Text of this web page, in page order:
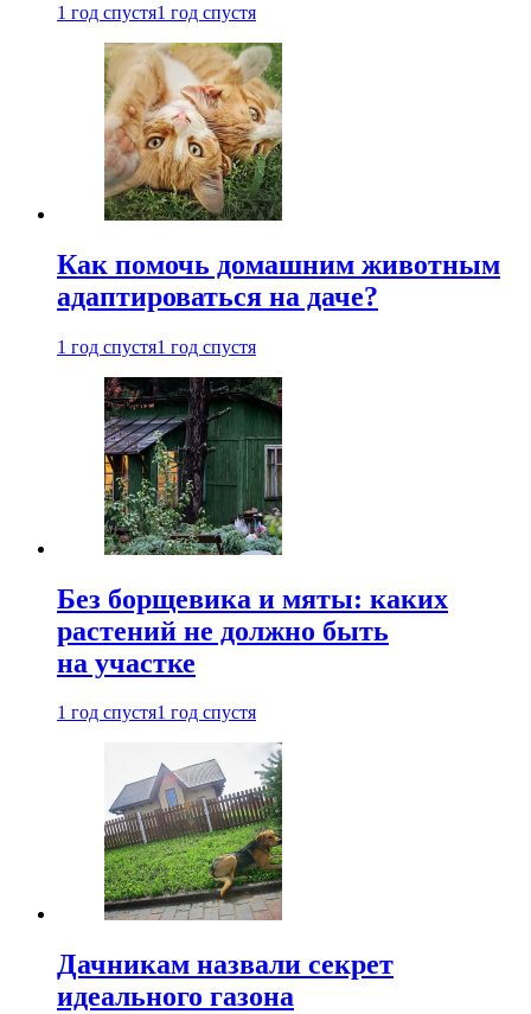
1 год спустя1 год спустя
Как помочь домашним животным
адаптироваться на даче?
1 год спустя1 год спустя
Без борщевика и мяты: каких
растений не должно быть
на участке
1 год спустя1 год спустя
Дачникам назвали секрет
идеального газона